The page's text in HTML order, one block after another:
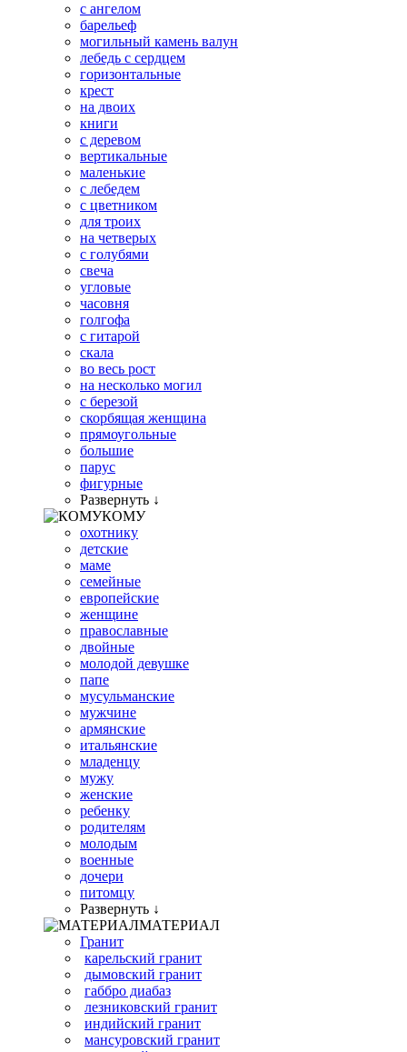
с ангелом
барельеф
могильный камень валун
лебедь с сердцем
горизонтальные
крест
на двоих
книги
с деревом
вертикальные
маленькие
с лебедем
с цветником
для троих
на четверых
с голубями
свеча
угловые
часовня
голгофа
с гитарой
скала
во весь рост
на несколько могил
с березой
скорбящая женщина
прямоугольные
большие
парус
фигурные
Развернуть ↓
КОМУ
охотнику
детские
маме
семейные
европейские
женщине
православные
двойные
молодой девушке
папе
мусульманские
мужчине
армянские
итальянские
младенцу
мужу
женские
ребенку
родителям
молодым
военные
дочери
питомцу
Развернуть ↓
МАТЕРИАЛ
Гранит
карельский гранит
дымовский гранит
габбро диабаз
лезниковский гранит
индийский гранит
мансуровский гранит